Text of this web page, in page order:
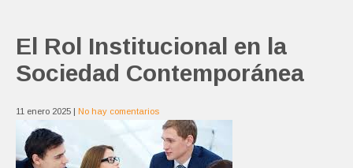
El Rol Institucional en la
Sociedad Contemporánea
11 enero 2025 | No hay comentarios